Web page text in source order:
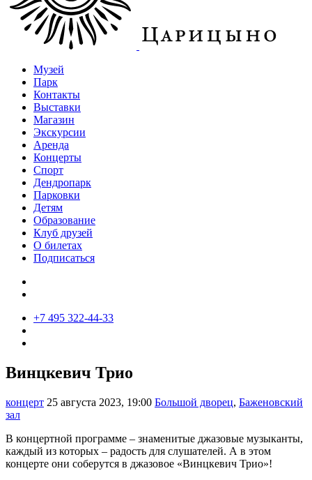
Музей
Парк
Контакты
Выставки
Магазин
Экскурсии
Аренда
Концерты
Спорт
Дендропарк
Парковки
Детям
Образование
Клуб друзей
О билетах
Подписаться
+7 495 322-44-33
Винцкевич Трио
концерт 25 августа 2023, 19:00 Большой дворец, Баженовский
зал
В концертной программе – знаменитые джазовые музыканты,
каждый из которых – радость для слушателей. А в этом
концерте они соберутся в джазовое «Винцкевич Трио»!